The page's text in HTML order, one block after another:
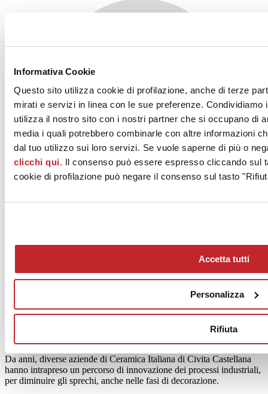
Informativa Cookie
Questo sito utilizza cookie di profilazione, anche di terze
mirati e servizi in linea con le sue preferenze.
utilizza il nostro sito con i nostri partner che si occupano di
media i quali potrebbero combinarle con altre informazioni
dal tuo utilizzo sui loro servizi. Se vuole saperne di più o
clicchi qui. Il consenso può essere espresso cliccando sul
cookie di profilazione può negare il consenso sul tasto
Accetta tutti
Personalizza
Rifiuta
Rivenditori
Da anni, diverse aziende di Ceramica Italiana di Civita Castellana
hanno intrapreso un percorso di innovazione dei processi industriali,
per diminuire gli sprechi, anche nelle fasi di decorazione.